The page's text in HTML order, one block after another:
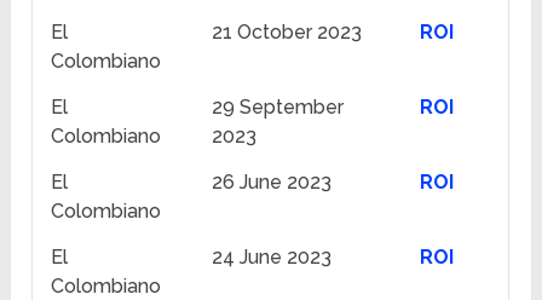
El
Colombiano
21 October 2023 ROI
El
Colombiano
29 September
2023
ROI
El
Colombiano
26 June 2023 ROI
El
Colombiano
24 June 2023 ROI